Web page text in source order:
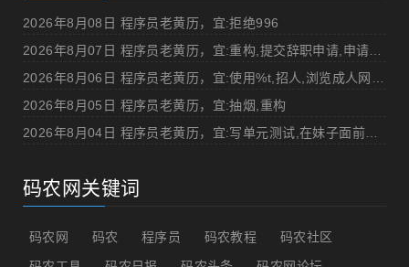
2026年8月08日 程序员老黄历，宜:拒绝996
2026年8月05日 程序员老黄历，宜:抽烟,重构
码农网关键词
码农网 码农 程序员 码农教程
码农社区